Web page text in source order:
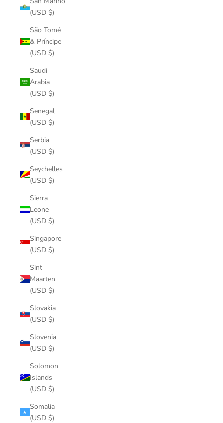
(USD $)
São Tomé
& Príncipe
(USD $)
Saudi
Arabia
(USD $)
Senegal
(USD $)
Serbia
(USD $)
Seychelles
(USD $)
Sierra
Leone
(USD $)
Singapore
(USD $)
Sint
Maarten
(USD $)
Slovakia
(USD $)
Slovenia
(USD $)
Solomon
Islands
(USD $)
Somalia
(USD $)